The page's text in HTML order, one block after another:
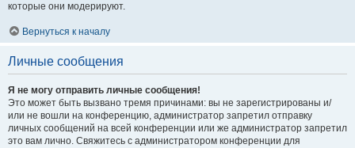
которые они модерируют.
Вернуться к началу
Личные сообщения
Я не могу отправить личные сообщения!
Это может быть вызвано тремя причинами: вы не зарегистрированы и/
или не вошли на конференцию, администратор запретил отправку
личных сообщений на всей конференции или же администратор запретил
это вам лично. Свяжитесь с администратором конференции для